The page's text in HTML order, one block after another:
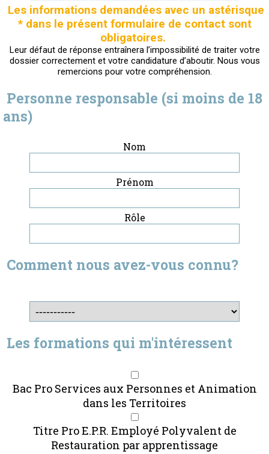
Les informations demandées avec un astérisque
* dans le présent formulaire de contact sont
obligatoires.
Leur défaut de réponse entraînera l’impossibilité de traiter votre
dossier correctement et votre candidature d’aboutir. Nous vous
remercions pour votre compréhension.
Personne responsable (si moins de 18
ans)
Nom
Prénom
Rôle
Comment nous avez-vous connu?
Les formations qui m'intéressent
Bac Pro Services aux Personnes et Animation
dans les Territoires
Titre Pro E.P.R. Employé Polyvalent de
Restauration par apprentissage